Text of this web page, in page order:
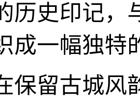
历史印记，
成一幅独特
保留古城风